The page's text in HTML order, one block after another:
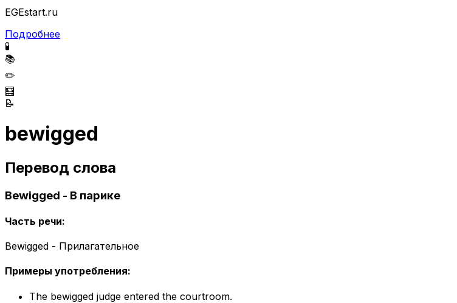
EGEstart.ru
Подробнее
🧪
📚
✏️
🧮
📝
bewigged
Перевод слова
Bewigged - В парике
Часть речи:
Bewigged - Прилагательное
Примеры употребления:
The bewigged judge entered the courtroom.